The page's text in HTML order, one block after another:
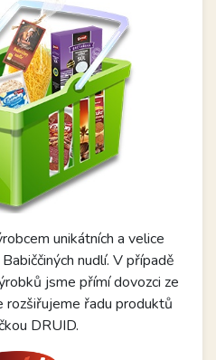
unikátních a velice
nudlí. V případě
jsme přímí dovozci ze
rozšiřujeme řadu produktů
DRUID.